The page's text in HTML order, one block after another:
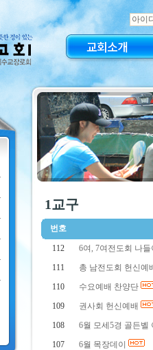
교회소개
1교구
번호
112 6여, 7여전도회 나들
111
총 남전도회 헌신예
110
수요예배 찬양단
109
권사회 헌신예배
108
6월 모세5경 골든벨
107
6월 목장데이